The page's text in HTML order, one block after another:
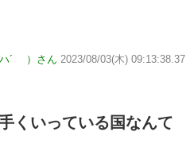
ハ´ ）さん 2023/08/03(木) 09:13:38.37
くいっている国なんて